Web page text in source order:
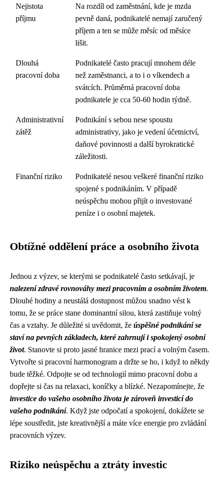
Nejistota
příjmu
Na rozdíl od zaměstnání, kde je mzda
pevně daná, podnikatelé nemají zaručený
příjem a ten se může měsíc od měsíce
lišit.
Dlouhá
pracovní doba
Podnikatelé často pracují mnohem déle
než zaměstnanci, a to i o víkendech a
svátcích. Průměrná pracovní doba
podnikatele je cca 50-60 hodin týdně.
Administrativní
zátěž
Podnikání s sebou nese spoustu
administrativy, jako je vedení účetnictví,
daňové povinnosti a další byrokratické
záležitosti.
Finanční riziko
Podnikatelé nesou veškeré finanční riziko
spojené s podnikáním. V případě
neúspěchu mohou přijít o investované
peníze i o osobní majetek.
Obtížné oddělení práce a osobního života
Jednou z výzev, se kterými se podnikatelé často setkávají, je
nalezení zdravé rovnováhy mezi pracovním a osobním životem.
Dlouhé hodiny a neustálá dostupnost můžou snadno vést k
tomu, že se práce stane dominantní silou, která zastiňuje volný
čas a vztahy. Je důležité si uvědomit, že úspěšné podnikání se
staví na pevných základech, které zahrnují i spokojený osobní
život. Stanovte si proto jasné hranice mezi prací a volným časem.
Vytvořte si pracovní harmonogram a držte se ho, i když to někdy
bude těžké. Odpojte se od technologií mimo pracovní dobu a
dopřejte si čas na relaxaci, koníčky a blízké. Nezapomínejte, že
investice do vašeho osobního života je zároveň investicí do
vašeho podnikání. Když jste odpočatí a spokojení, dokážete se
lépe soustředit, jste kreativnější a máte více energie pro zvládání
pracovních výzev.
Riziko neúspěchu a ztráty investic